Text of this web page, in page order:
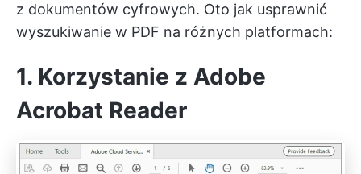
z dokumentów cyfrowych. Oto jak usprawnić
wyszukiwanie w PDF na różnych platformach:
1. Korzystanie z Adobe
Acrobat Reader